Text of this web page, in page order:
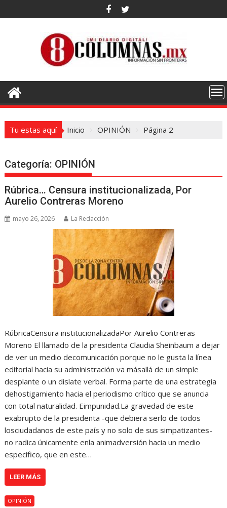
al
Tu estas aquí Inicio OPINIÓN Página 2
Categoría: OPINIÓN
Rúbrica… Censura institucionalizada, Por
Aurelio Contreras Moreno
mayo 26, 2026 La Redacción
RúbricaCensura institucionalizadaPor Aurelio Contreras
Moreno El llamado de la presidenta Claudia Sheinbaum a dejar
de ver un medio decomunicación porque no le gusta la línea
editorial hacia su administración va másallá de un simple
desplante o un dislate verbal. Forma parte de una estrategia
dehostigamiento hacia el periodismo crítico que se anuncia
con total naturalidad. Eimpunidad.La gravedad de este
exabrupto de la presidenta -que debiera serlo de todos
losciudadanos de este país y no solo de sus simpatizantes-
no radica únicamente enla animadversión hacia un medio
específico, que en este…
LEER MÁS
OPINIÓN